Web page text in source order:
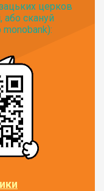
церков
або скануй
monobank):